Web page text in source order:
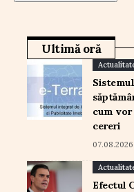
Ultimă oră
cum vor
cereri
07.08.2026
Efectul